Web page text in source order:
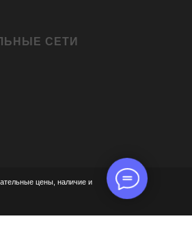
СЕТИ
цены, наличие и